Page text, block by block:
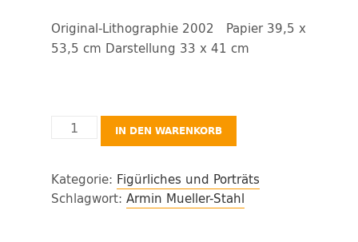
Original-Lithographie 2002 Papier 39,5 x
53,5 cm Darstellung 33 x 41 cm
"Liegendes
Hamlet
in
IN DEN WARENKORB
Kategorie: Figürliches und Porträts
Schlagwort: Armin Mueller-Stahl